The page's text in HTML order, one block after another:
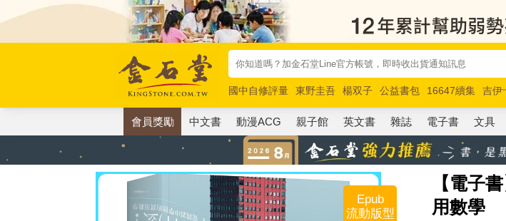
國中自修評量 東野圭吾 楊双子 公益書包 16647續集 吉伊
唯紅花綻放
奧德賽 路邊攤新作 馬斯克 玩具總動員5 超慢
會員獎勵 中文書 動漫ACG 親子館 英文書 雜誌 電子書 文具
【電子
用數學
Epub
流動版型